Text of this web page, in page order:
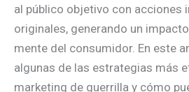
al público objetivo con acciones
originales, generando un
mente del consumidor. En este
algunas de las estrategias más
marketing de guerrilla y cómo